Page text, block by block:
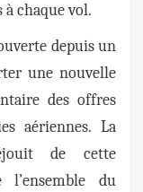
chaque vol.
depuis un
une nouvelle
des offres
aériennes. La
de cette
l’ensemble du